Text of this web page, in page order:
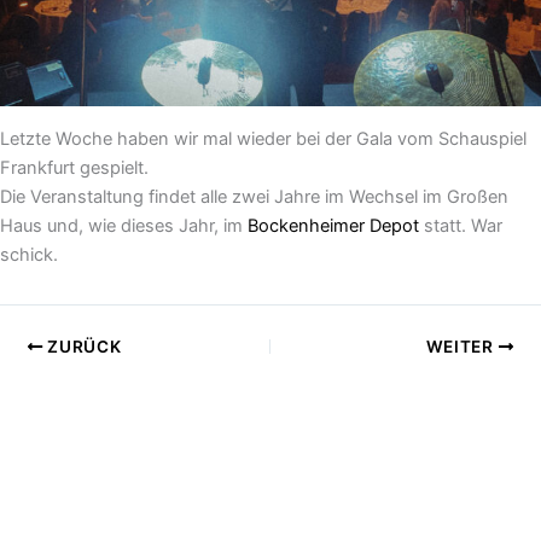
Letzte Woche haben wir mal wieder bei der Gala vom Schauspiel
Frankfurt gespielt.
Die Veranstaltung findet alle zwei Jahre im Wechsel im Großen
Haus und, wie dieses Jahr, im Bockenheimer Depot statt. War
schick.
ZURÜCK WEITER